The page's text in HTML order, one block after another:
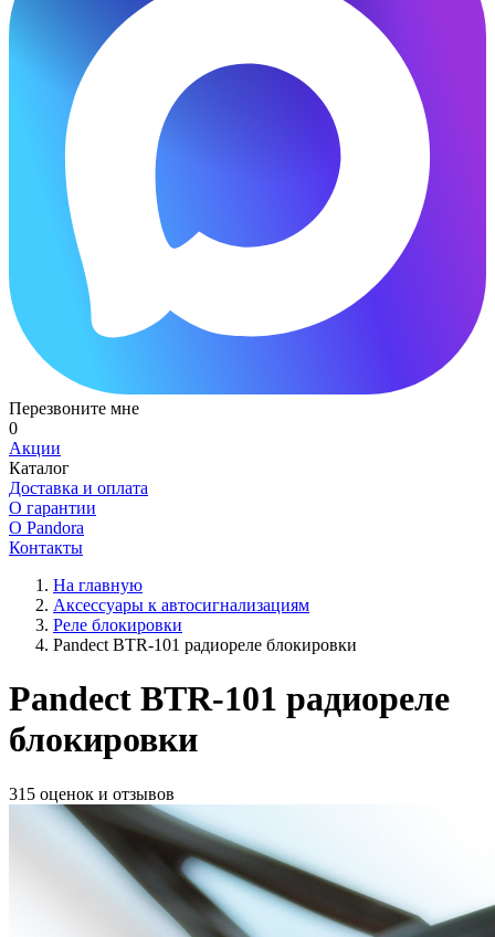
Перезвоните мне
0
Акции
Каталог
Доставка и оплата
О гарантии
О Pandora
Контакты
На главную
Аксессуары к автосигнализациям
Реле блокировки
Pandect BTR-101 радиореле блокировки
Pandect BTR-101 радиореле
блокировки
315 оценок и отзывов